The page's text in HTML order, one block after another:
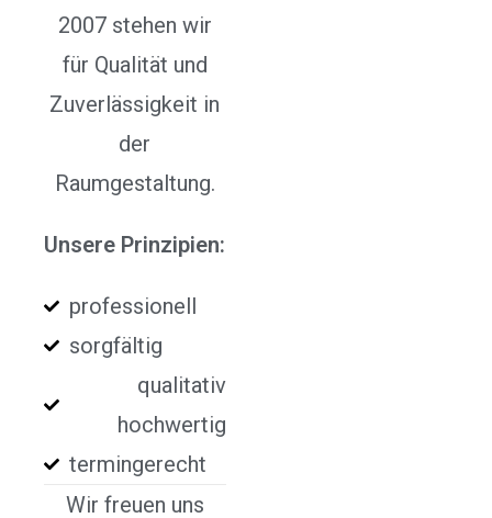
2007 stehen wir
für Qualität und
Zuverlässigkeit in
der
Raumgestaltung.
Unsere Prinzipien:
professionell
sorgfältig
qualitativ
hochwertig
termingerecht
Wir freuen uns